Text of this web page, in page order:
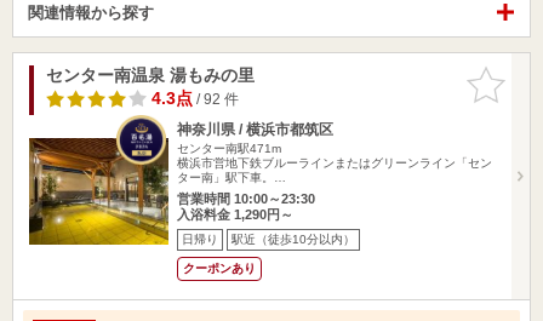
関連情報から探す
お気に入
りに追加
センター南温泉 湯もみの里
4.3点/ 92 件
神奈川県 / 横浜市都筑区
センター南駅471m
横浜市営地下鉄ブルーラインまたはグリーンライン「セン
ター南」駅下車。…
営業時間 10:00～23:30
入浴料金 1,290円～
日帰り 駅近（徒歩10分以内）
クーポンあり